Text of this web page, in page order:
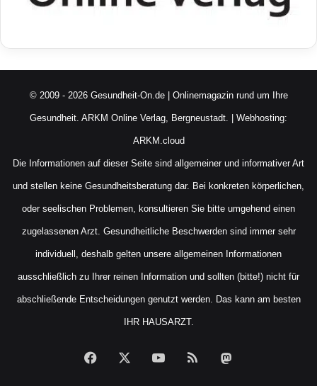
© 2009 - 2026 Gesundheit-On.de | Onlinemagazin rund um Ihre
Gesundheit. ARKM Online Verlag, Bergneustadt. | Webhosting:
ARKM.cloud
Die Informationen auf dieser Seite sind allgemeiner und informativer Art
und stellen keine Gesundheitsberatung dar. Bei konkreten körperlichen,
oder seelischen Problemen, konsultieren Sie bitte umgehend einen
zugelassenen Arzt. Gesundheitliche Beschwerden sind immer sehr
individuell, deshalb gelten unsere allgemeinen Informationen
ausschließlich zu Ihrer reinen Information und sollten (bitte!) nicht für
abschließende Entscheidungen genutzt werden. Das kann am besten
IHR HAUSARZT.
Facebook YouTubeRSS